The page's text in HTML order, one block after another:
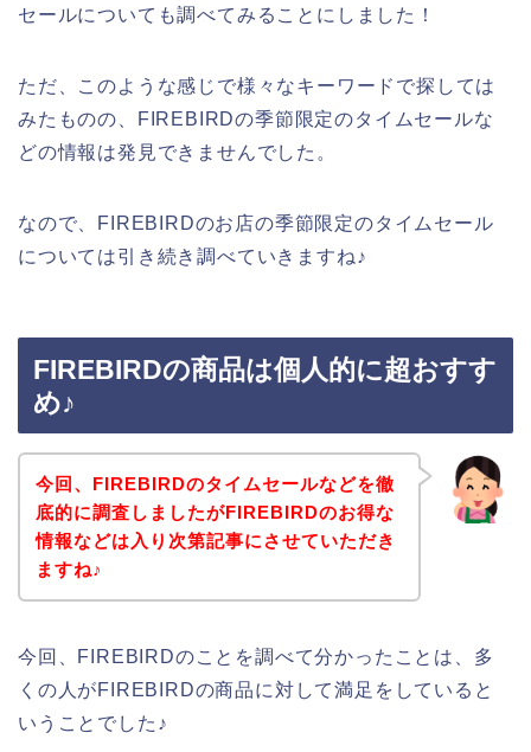
セールについても調べてみることにしました！
ただ、このような感じで様々なキーワードで探しては
みたものの、FIREBIRDの季節限定のタイムセールな
どの情報は発見できませんでした。
なので、FIREBIRDのお店の季節限定のタイムセール
については引き続き調べていきますね♪
FIREBIRDの商品は個人的に超おすす
め♪
今回、FIREBIRDのタイムセールなどを徹
底的に調査しましたがFIREBIRDのお得な
情報などは入り次第記事にさせていただき
ますね♪
今回、FIREBIRDのことを調べて分かったことは、多
くの人がFIREBIRDの商品に対して満足をしていると
いうことでした♪